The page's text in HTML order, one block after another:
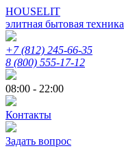
HOUSELIT
элитная бытовая техника
+7 (812) 245-66-35
8 (800) 555-17-12
08:00 - 22:00
Контакты
Задать вопрос